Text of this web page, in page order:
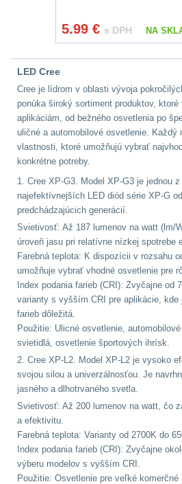
Peněženky14
Doplňky k batohům534
Ramenní popruhy a
vycpávky10
Karabiny a přezky75
Kroužky, šňůrky,
koncovky25
Nášivky105
Samonavíjecí
držáky1
Zámky
Nepromokavý potahy
a vaky 18
Nože164
Taktická pera 4
5.99 € s DPH NA
LED Cree
Cree je lídrom v oblasti vývoja
ponúka široký sortiment produktov, ktoré
aplikáciám, od bežného osvetlenia po
uličné a automobilové osvetlenie.
vlastnosti, ktoré umožňujú vybrať
konkrétne potreby.
1. Cree XP-G3. Model XP-G3 je jednou
najefektívnejších LED diód série XP-G
predchádzajúcich generácií.
Svietivosť: Až 187 lumenov na watt (lm/
úroveň jasu pri relatívne nízkej spotrebe
Farebná teplota: K dispozícii v rozsahu
umožňuje vybrať vhodné osvetlenie pre
Index podania farieb (CRI): Zvyčajne od
varianty s vyšším CRI pre aplikácie, kde
farieb dôležitá.
Použitie: Ulicné osvetlenie,
svietidlá, osvetlenie športových ihrísk.
2. Cree XP-L2. Model XP-L2 je vysoko
svojou silou a univerzálnosťou. Je
jasného a dlhotrvaného svetla.
Svietivosť: Až 200 lumenov na watt, čo
a efektivitu.
Farebná teplota: Varianty od 2700K do
Index podania farieb (CRI): Zvyčajne
výberu modelov s vyšším CRI.
Použitie: Osvetlenie pre veľké komerčné